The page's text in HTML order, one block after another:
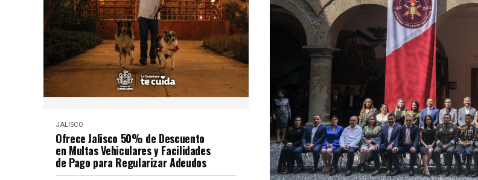
JALISCO
Ofrece Jalisco 50% de Descuento
en Multas Vehiculares y Facilidades
de Pago para Regularizar Adeudos